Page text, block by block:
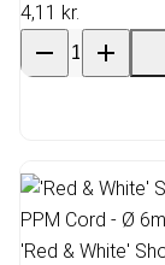
4,11 kr.
'Red & White'